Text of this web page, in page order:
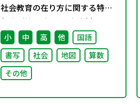
社会教育の在り方に関する特別
部会（第1回） 配布資料
小 中 高 他
国語
書写
社会 地図
算数
その他